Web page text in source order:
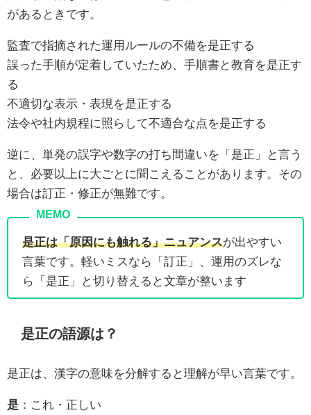
があるときです。
監査で指摘された運用ルールの不備を是正する
誤った手順が定着していたため、手順書と教育を是正す
る
不適切な表示・表現を是正する
法令や社内規程に照らして不適合な点を是正する
逆に、単発の誤字や数字の打ち間違いを「是正」と言う
と、必要以上に大ごとに聞こえることがあります。その
場合は訂正・修正が無難です。
是正は「原因にも触れる」ニュアンスが出やすい
言葉です。軽いミスなら「訂正」、運用のズレな
ら「是正」と切り替えると文章が整います
是正の語源は？
是正は、漢字の意味を分解すると理解が早い言葉です。
是 ：これ・正しい